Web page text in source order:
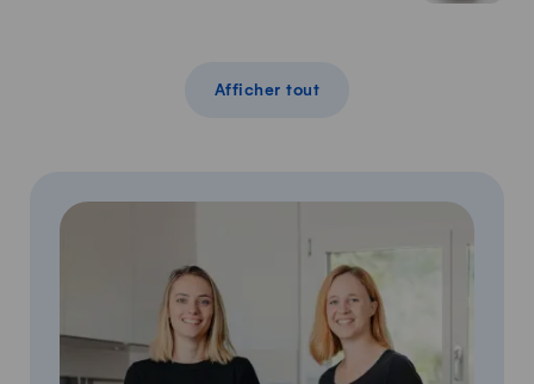
Afficher tout